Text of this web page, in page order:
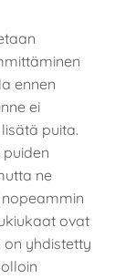
ennen
ei
puita.
ne
ovat
yhdistetty